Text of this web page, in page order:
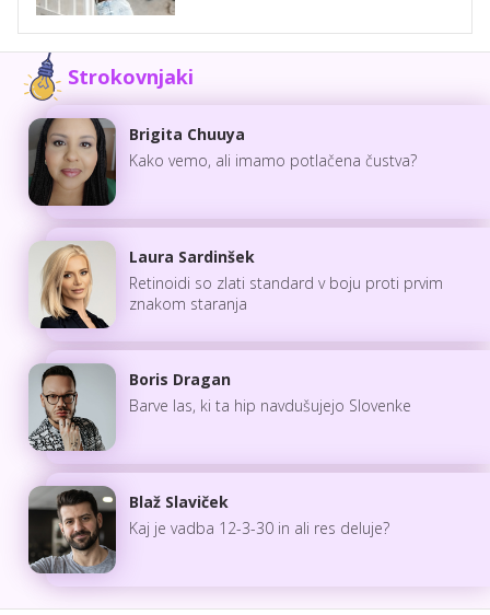
Strokovnjaki
Brigita Chuuya
Kako vemo, ali imamo potlačena čustva?
Laura Sardinšek
Retinoidi so zlati standard v boju proti prvim
znakom staranja
Boris Dragan
Barve las, ki ta hip navdušujejo Slovenke
Blaž Slaviček
Kaj je vadba 12-3-30 in ali res deluje?